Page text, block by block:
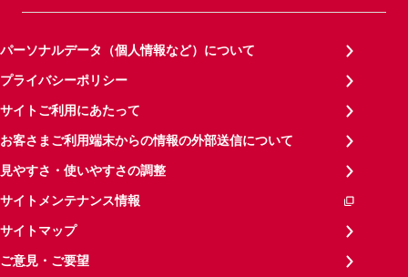
パーソナルデータ（個人情報など）について
プライバシーポリシー
サイトご利用にあたって
お客さまご利用端末からの情報の外部送信について
見やすさ・使いやすさの調整
サイトメンテナンス情報
サイトマップ
ご意見・ご要望